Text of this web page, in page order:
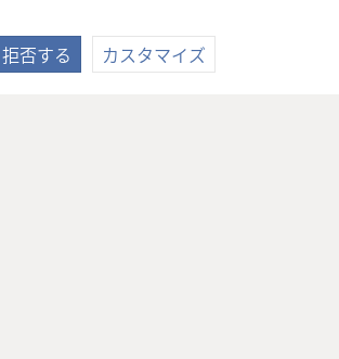
拒否する カスタマイズ